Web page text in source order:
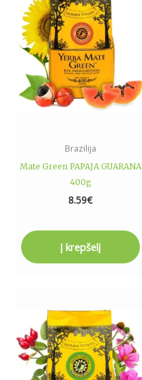
Brazilija
Mate Green PAPAJA GUARANA
400g
8.59€
Į krepšelį